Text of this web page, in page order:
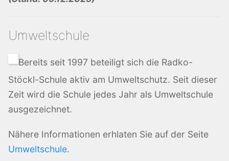
Umweltschule
Bereits seit 1997 beteiligt sich die Radko-
Stöckl-Schule aktiv am Umweltschutz. Seit dieser
Zeit wird die Schule jedes Jahr als Umweltschule
ausgezeichnet.
Nähere Informationen erhlaten Sie auf der Seite
Umweltschule.